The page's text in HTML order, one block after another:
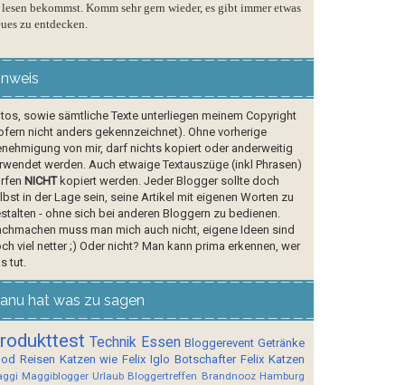
bekommst. Komm sehr gern wieder, es gibt immer etwas
zu entdecken.
sowie sämtliche Texte unterliegen meinem Copyright
nicht anders gekennzeichnet). Ohne vorherige
von mir, darf nichts kopiert oder anderweitig
werden. Auch etwaige Textauszüge (inkl Phrasen)
NICHTkopiert werden. Jeder Blogger sollte doch
in der Lage sein, seine Artikel mit eigenen Worten zu
- ohne sich bei anderen Bloggern zu bedienen.
muss man mich auch nicht, eigene Ideen sind
viel netter ;) Oder nicht? Man kann prima erkennen, wer
tut.
hat was zu sagen
Technik Essen Bloggerevent Getränke
Reisen Katzen wie Felix Iglo Botschafter Felix Katzen
Maggiblogger Urlaub Bloggertreffen Brandnooz Hamburg